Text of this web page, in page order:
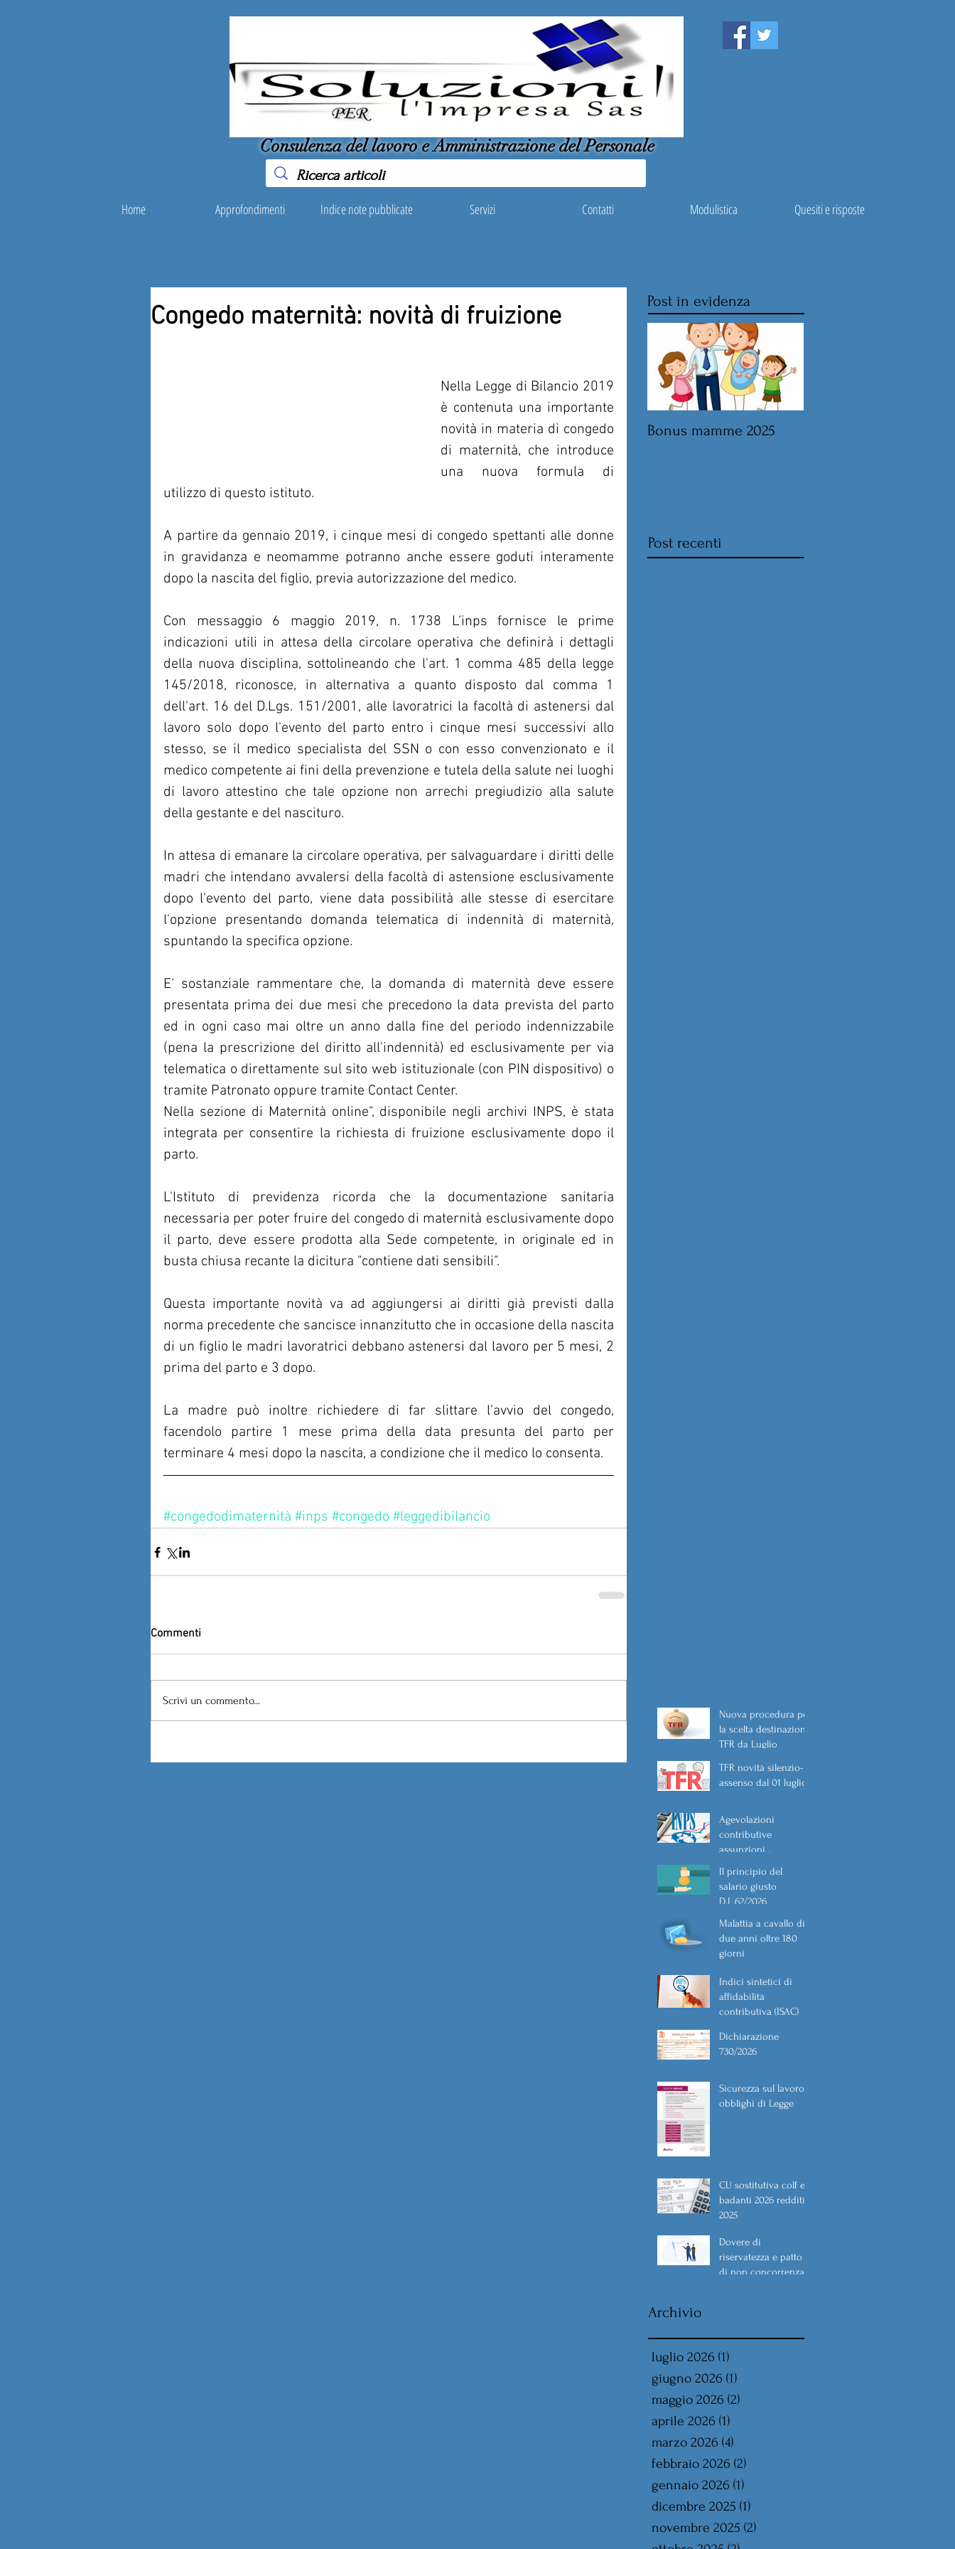
Consulenza del lavoro e Amministrazione del Personale
Home Approfondimenti Indice note pubblicate Servizi Contatti Modulistica Quesiti e risposte
Congedo maternità: novità di fruizione
Nella Legge di Bilancio 2019
è contenuta una importante
novità in materia di congedo
di maternità, che introduce
una nuova formula di
utilizzo di questo istituto.
A partire da gennaio 2019, i cinque mesi di congedo spettanti alle donne
in gravidanza e neomamme potranno anche essere goduti interamente
dopo la nascita del figlio, previa autorizzazione del medico.
Con messaggio 6 maggio 2019, n. 1738 L’inps fornisce le prime
indicazioni utili in attesa della circolare operativa che definirà i dettagli
della nuova disciplina, sottolineando che l'art. 1 comma 485 della legge
145/2018, riconosce, in alternativa a quanto disposto dal comma 1
dell'art. 16 del D.Lgs. 151/2001, alle lavoratrici la facoltà di astenersi dal
lavoro solo dopo l'evento del parto entro i cinque mesi successivi allo
stesso, se il medico specialista del SSN o con esso convenzionato e il
medico competente ai fini della prevenzione e tutela della salute nei luoghi
di lavoro attestino che tale opzione non arrechi pregiudizio alla salute
della gestante e del nascituro.
In attesa di emanare la circolare operativa, per salvaguardare i diritti delle
madri che intendano avvalersi della facoltà di astensione esclusivamente
dopo l'evento del parto, viene data possibilità alle stesse di esercitare
l'opzione presentando domanda telematica di indennità di maternità,
spuntando la specifica opzione.
E‘ sostanziale rammentare che, la domanda di maternità deve essere
presentata prima dei due mesi che precedono la data prevista del parto
ed in ogni caso mai oltre un anno dalla fine del periodo indennizzabile
(pena la prescrizione del diritto all'indennità) ed esclusivamente per via
telematica o direttamente sul sito web istituzionale (con PIN dispositivo) o
tramite Patronato oppure tramite Contact Center.
Nella sezione di Maternità online", disponibile negli archivi INPS, è stata
integrata per consentire la richiesta di fruizione esclusivamente dopo il
parto.
L'Istituto di previdenza ricorda che la documentazione sanitaria
necessaria per poter fruire del congedo di maternità esclusivamente dopo
il parto, deve essere prodotta alla Sede competente, in originale ed in
busta chiusa recante la dicitura "contiene dati sensibili".
Questa importante novità va ad aggiungersi ai diritti già previsti dalla
norma precedente che sancisce innanzitutto che in occasione della nascita
di un figlio le madri lavoratrici debbano astenersi dal lavoro per 5 mesi, 2
prima del parto e 3 dopo.
La madre può inoltre richiedere di far slittare l’avvio del congedo,
facendolo partire 1 mese prima della data presunta del parto per
terminare 4 mesi dopo la nascita, a condizione che il medico lo consenta.
#congedodimaternità #inps #congedo #leggedibilancio
Commenti
Scrivi un commento...
Post in evidenza
Bonus mamme 2025
Post recenti
Nuova procedura per
la scelta destinazione
TFR da Luglio
TFR novità silenzio-
assenso dal 01 luglio
Agevolazioni
contributive
assunzioni
Il principio del
salario giusto
D.L.62/2026
Malattia a cavallo di
due anni oltre 180
giorni
Indici sintetici di
affidabilità
contributiva (ISAC)
Dichiarazione
730/2026
Sicurezza sul lavoro
obblighi di Legge
CU sostitutiva colf e
badanti 2026 redditi
2025
Dovere di
riservatezza e patto
di non concorrenza
Archivio
luglio 2026 (1)
giugno 2026 (1)
maggio 2026 (2)
aprile 2026 (1)
marzo 2026 (4)
febbraio 2026 (2)
gennaio 2026 (1)
dicembre 2025 (1)
novembre 2025 (2)